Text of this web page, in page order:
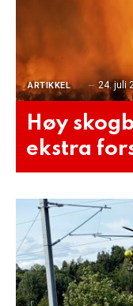
ARTIKKEL 24. juli
Høy
ekstra